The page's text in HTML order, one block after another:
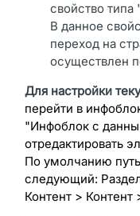
свойство типа
В данное
переход на
осуществлен
Для настройки
перейти в
"Инфоблок с
отредактировать
По умолчанию
следующий:
Контент >